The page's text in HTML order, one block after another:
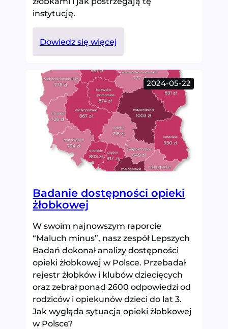
instytucję.
Dowiedz się więcej:
Opieka
w
Polsce
oczami
rodziców
2024-05-22
Badanie dostępności opieki
żłobkowej
W swoim najnowszym raporcie
“Maluch minus”, nasz zespół Lepszych
Badań dokonał analizy dostępności
opieki żłobkowej w Polsce. Przebadał
rejestr żłobków i klubów dziecięcych
oraz zebrał ponad 2600 odpowiedzi od
rodziców i opiekunów dzieci do lat 3.
Jak wygląda sytuacja opieki żłobkowej
w Polsce?